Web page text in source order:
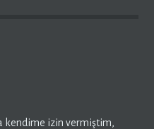
kendime izin vermiştim,